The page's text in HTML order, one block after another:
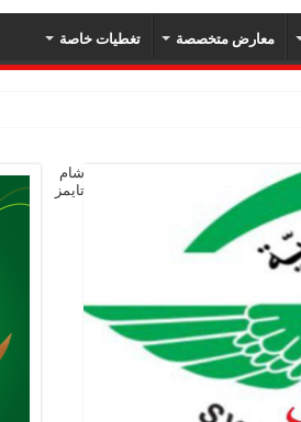
معارض متخصصة تغطيات خاصة
شام
تايمز